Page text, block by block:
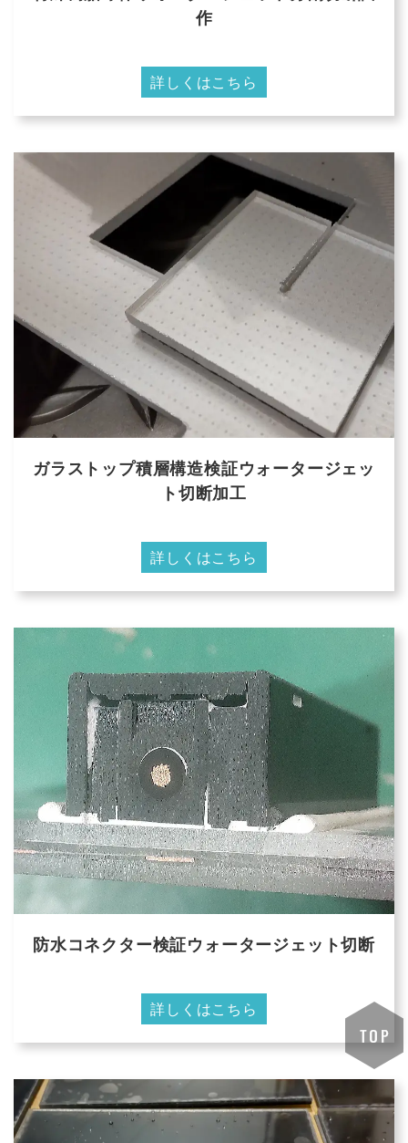
作
詳しくはこちら
ガラストップ積層構造検証ウォータージェッ
ト切断加工
詳しくはこちら
防水コネクター検証ウォータージェット切断
詳しくはこちら